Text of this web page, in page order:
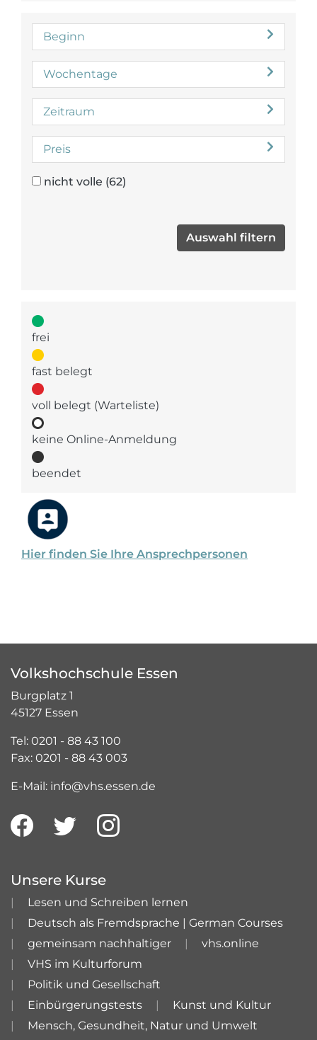
Hier finden Sie Ihre Ansprechpersonen
Beginn
Wochentage
Zeitraum
Preis
nicht volle (62)
frei
fast belegt
voll belegt (Warteliste)
keine Online-Anmeldung
beendet
Volkshochschule Essen
Burgplatz 1
45127 Essen
Tel: 0201 - 88 43 100
Fax: 0201 - 88 43 003
E-Mail: info@vhs.essen.de
Unsere Kurse
Lesen und Schreiben lernen
Deutsch als Fremdsprache | German Courses
gemeinsam nachhaltiger
vhs.online
VHS im Kulturforum
Politik und Gesellschaft
Einbürgerungstests
Kunst und Kultur
Mensch, Gesundheit, Natur und Umwelt